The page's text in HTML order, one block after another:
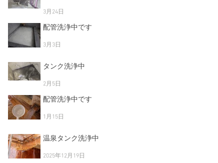
3月24日
配管洗浄中です
3月3日
タンク洗浄中
2月5日
配管洗浄中です
1月15日
温泉タンク洗浄中
2025年12月19日